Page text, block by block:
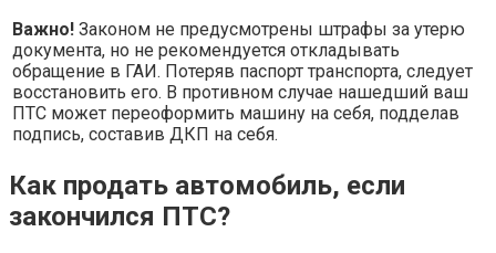
Важно! Законом не предусмотрены штрафы за утерю
документа, но не рекомендуется откладывать
обращение в ГАИ. Потеряв паспорт транспорта, следует
восстановить его. В противном случае нашедший ваш
ПТС может переоформить машину на себя, подделав
подпись, составив ДКП на себя.
Как продать автомобиль, если
закончился ПТС?